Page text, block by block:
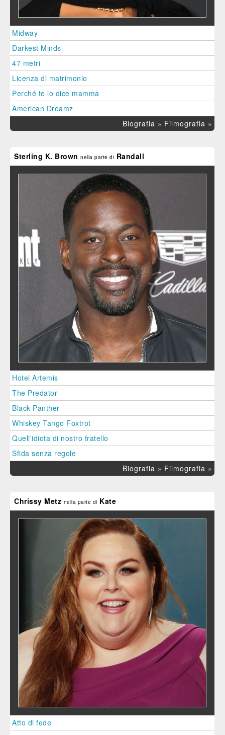
Midway
Darkest Minds
47 metri
Licenza di matrimonio
Perché te lo dice mamma
American Dreamz
Biografia » Filmografia »
Sterling K. Brown nella parte di Randall
Hotel Artemis
The Predator
Black Panther
Whiskey Tango Foxtrot
Quell'idiota di nostro fratello
Sfida senza regole
Biografia » Filmografia »
Chrissy Metz nella parte di Kate
Atto di fede